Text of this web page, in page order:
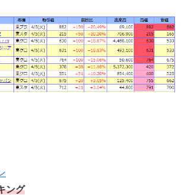
ング